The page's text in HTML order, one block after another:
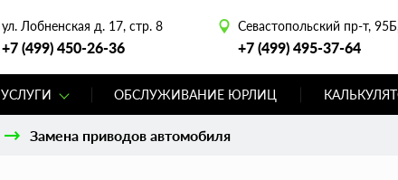
ул. Лобненская д. 17, стр. 8
+7 (499) 450-26-36
Севастопольский пр-т,
+7 (499) 495-37-64
УСЛУГИ ОБСЛУЖИВАНИЕ ЮРЛИЦ
Замена приводов автомобиля